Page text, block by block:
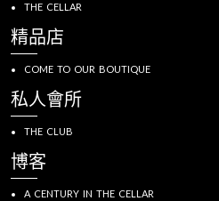
THE CELLAR
精品店
COME TO OUR BOUTIQUE
私人會所
THE CLUB
博客
A CENTURY IN THE CELLAR